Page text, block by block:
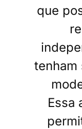
que
tenham
Essa